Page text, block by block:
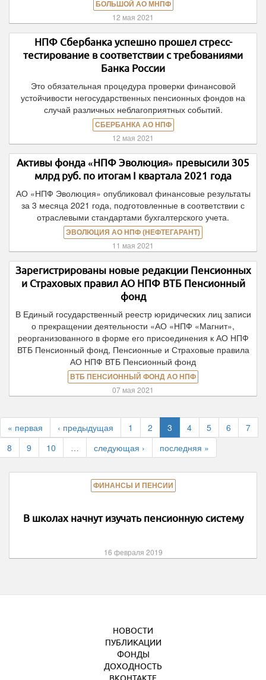
БОЛЬШОЙ АО МНПФ
12 мая 2021
НПФ Сбербанка успешно прошел стресс-
тестирование в соответствии с требованиями
Банка России
Это обязательная процедура проверки финансовой
устойчивости негосударственных пенсионных фондов на
случай различных неблагоприятных событий.
СБЕРБАНКА АО НПФ
12 мая 2021
Активы фонда «НПФ Эволюция» превысили 305
млрд руб. по итогам I квартала 2021 года
АО «НПФ Эволюция» опубликовал финансовые результаты
за 3 месяца 2021 года, подготовленные в соответствии с
отраслевыми стандартами бухгалтерского учета.
ЭВОЛЮЦИЯ АО НПФ (НЕФТЕГАРАНТ)
11 мая 2021
Зарегистрированы новые редакции Пенсионных
и Страховых правил АО НПФ ВТБ Пенсионный
фонд
В Единый государственный реестр юридических лиц записи
о прекращении деятельности «АО «НПФ «Магнит»,
реорганизованного в форме его присоединения к АО НПФ
ВТБ Пенсионный фонд, Пенсионные и Страховые правила
АО НПФ ВТБ Пенсионный фонд
ВТБ ПЕНСИОННЫЙ ФОНД АО НПФ
07 мая 2021
« первая ‹ предыдущая 1 2 3 4 5 6
7
8
9 10 … следующая › последняя »
ФИНАНСЫ И ПЕНСИИ
В школах начнут изучать пенсионную систему
16 февраля 2019
НОВОСТИ
ПУБЛИКАЦИИ
ФОНДЫ
ДОХОДНОСТЬ